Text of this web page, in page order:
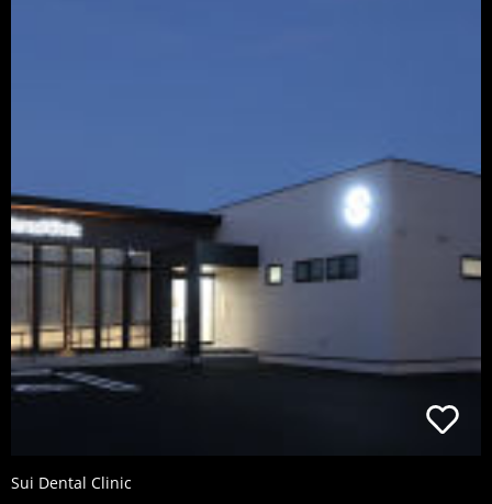
Sui Dental Clinic